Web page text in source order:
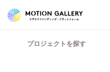
プロジェクトを探す